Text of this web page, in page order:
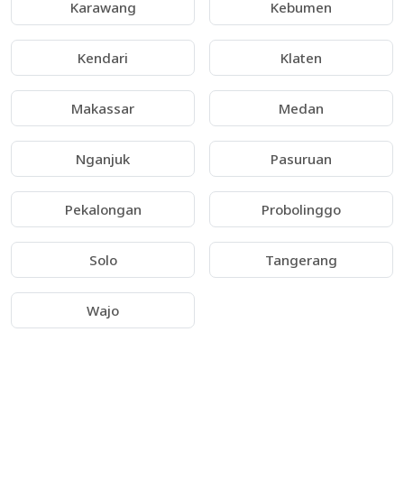
Karawang Kebumen
Kendari Klaten
Makassar Medan
Nganjuk Pasuruan
Pekalongan Probolinggo
Solo Tangerang
Wajo